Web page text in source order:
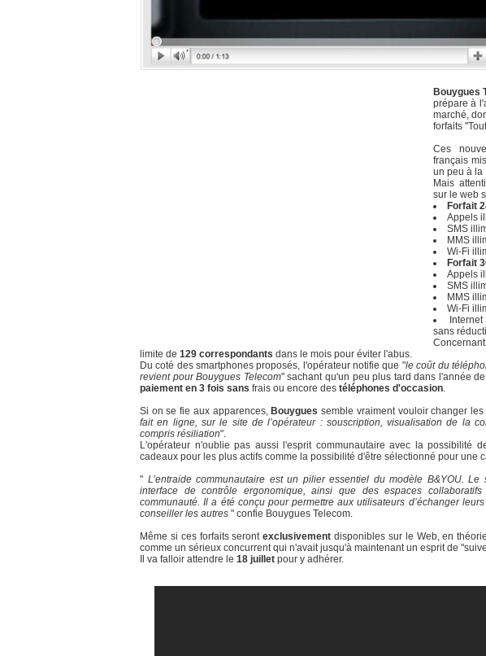
Bouygues
prépare à
marché,
forfaits
Ces
français
un peu à la
Mais
sur le web
Forfait
Appels
SMS
MMS
Wi-Fi
Forfait
Appels
SMS
MMS
Wi-Fi
sans
limite de 129 correspondants dans le mois pour éviter l'abus.
Du coté des smartphones proposés, l'opérateur notifie que "le coût du
revient pour Bouygues Telecom" sachant qu'un peu plus tard dans l'année
paiement en 3 fois sans frais ou encore des téléphones d'occasion.
Si on se fie aux apparences, Bouygues semble vraiment vouloir changer
fait en ligne, sur le site de l’opérateur : souscription, visualisation de la
compris résiliation".
L'opérateur n'oublie pas aussi l'esprit communautaire avec la possibilité
cadeaux pour les plus actifs comme la possibilité d'être sélectionné pour une
" L’entraide communautaire est un pilier essentiel du modèle B&YOU.
interface de contrôle ergonomique, ainsi que des espaces
communauté. Il a été conçu pour permettre aux utilisateurs d’échanger
conseiller les autres " confie Bouygues Telecom.
Même si ces forfaits serontexclusivement disponibles sur le Web, en
comme un sérieux concurrent qui n'avait jusqu'à maintenant un esprit de
Il va falloir attendre le 18 juillet pour y adhérer.